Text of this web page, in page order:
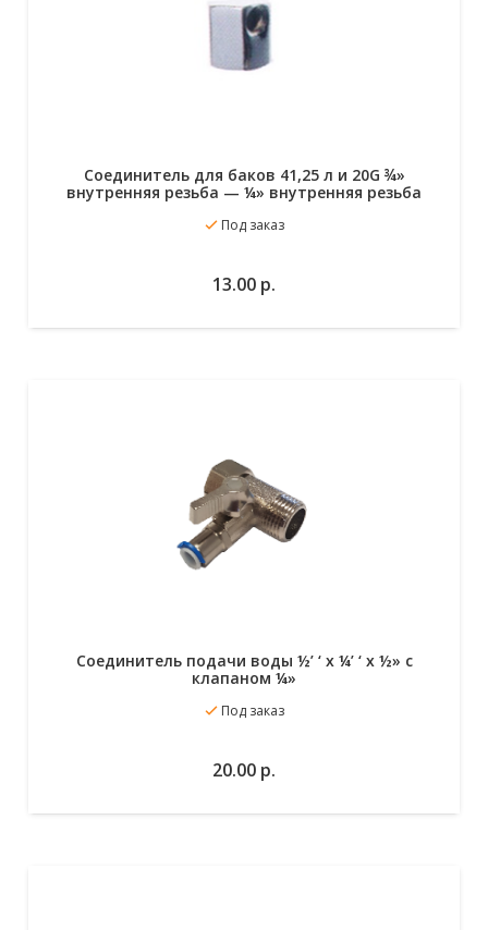
Cоединитель для баков 41,25 л и 20G ¾»
внутренняя резьба — ¼» внутренняя резьба
Под заказ
13.00 р.
Cоединитель подачи воды ½’ ‘ x ¼’ ‘ x ½» с
клапаном ¼»
Под заказ
20.00 р.